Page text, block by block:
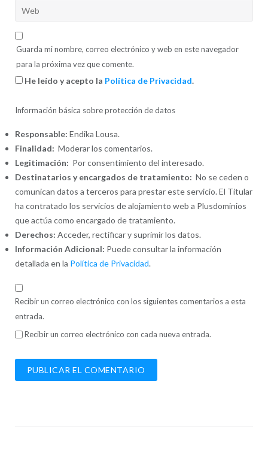
Guarda mi nombre, correo electrónico y web en este navegador
para la próxima vez que comente.
He leído y acepto la Política de Privacidad.
Información básica sobre protección de datos
Responsable: Endika Lousa.
Finalidad: Moderar los comentarios.
Legitimación: Por consentimiento del interesado.
Destinatarios y encargados de tratamiento: No se ceden o
comunican datos a terceros para prestar este servicio. El Titular
ha contratado los servicios de alojamiento web a Plusdominios
que actúa como encargado de tratamiento.
Derechos: Acceder, rectificar y suprimir los datos.
Información Adicional: Puede consultar la información
detallada en la Política de Privacidad.
Recibir un correo electrónico con los siguientes comentarios a esta
entrada.
Recibir un correo electrónico con cada nueva entrada.